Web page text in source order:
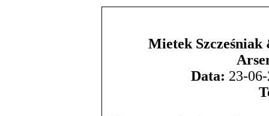
Mietek
Data: 23-